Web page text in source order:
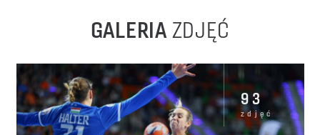
GALERIAZDJĘĆ
93
zdjęć